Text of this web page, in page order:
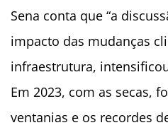
Sena conta que “a
impacto das mudanças
infraestrutura,
Em 2023, com as secas,
ventanias e os recordes